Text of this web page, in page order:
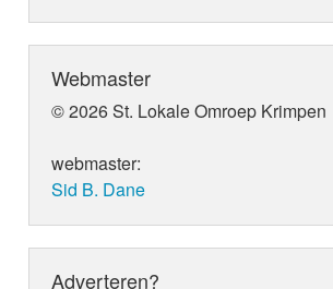
Webmaster
© 2026 St. Lokale Omroep Krimpen
webmaster:
Sid B. Dane
Adverteren?